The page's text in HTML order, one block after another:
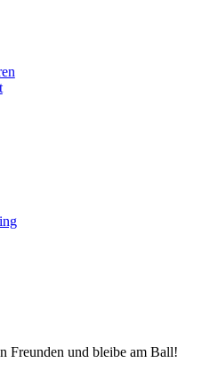
Freunden und bleibe am Ball!